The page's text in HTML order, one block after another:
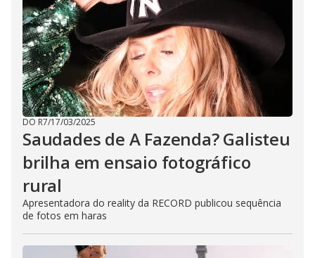
DO R7/17/03/2025
Saudades de A Fazenda? Galisteu
brilha em ensaio fotográfico
rural
Apresentadora do reality da RECORD publicou sequência
de fotos em haras